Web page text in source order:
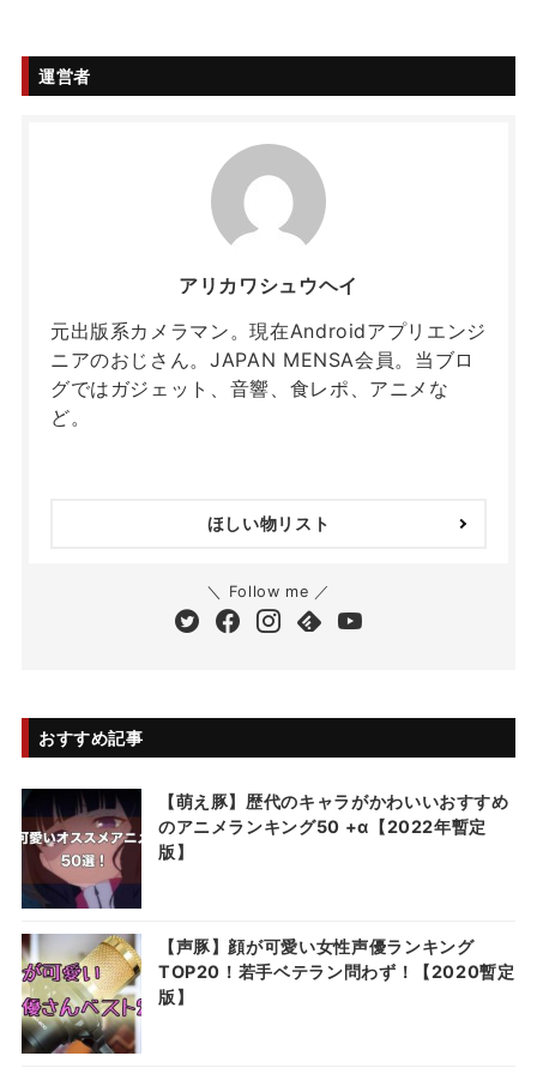
運営者
アリカワシュウヘイ
元出版系カメラマン。現在Androidアプリエンジ
ニアのおじさん。JAPAN MENSA会員。当ブロ
グではガジェット、音響、食レポ、アニメな
ど。
ほしい物リスト
＼ Follow me ／
おすすめ記事
【萌え豚】歴代のキャラがかわいいおすすめ
のアニメランキング50 +α【2022年暫定
版】
【声豚】顔が可愛い女性声優ランキング
TOP20！若手ベテラン問わず！【2020暫定
版】